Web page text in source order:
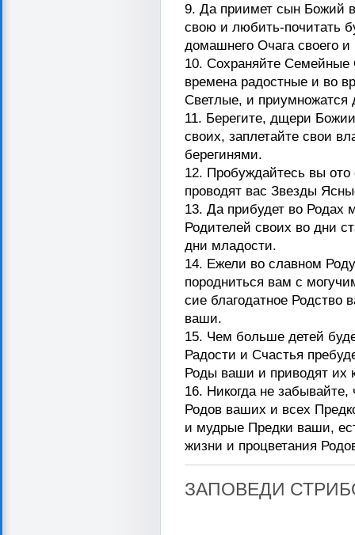
9. Да приимет сын Божий
свою и любить-почитать
домашнего Очага своего
10. Сохраняйте
времена радостные и во
Светлые, и
11. Берегите, дщери
своих, заплетайте свои
берегинями.
12. Пробуждайтесь вы
проводят вас Звезды
13. Да прибудет во
Родителей своих во дни
дни младости.
14. Ежели во славном
породниться вам с
сие благодатное Родство
ваши.
15. Чем больше детей
Радости и Счастья
Роды ваши и приводят их
16. Никогда не
Родов ваших и всех
и мудрые Предки ваши,
жизни и процветания
ЗАПОВЕДИ